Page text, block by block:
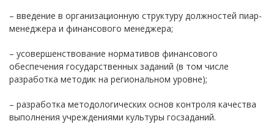
– введение в организационную структуру должностей пиар-
менеджера и финансового менеджера;
– усовершенствование нормативов финансового
обеспечения государственных заданий (в том числе
разработка методик на региональном уровне);
– разработка методологических основ контроля качества
выполнения учреждениями культуры госзаданий.